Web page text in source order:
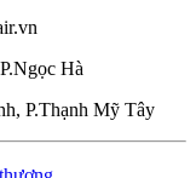
Hà
P.Thạnh Mỹ Tây